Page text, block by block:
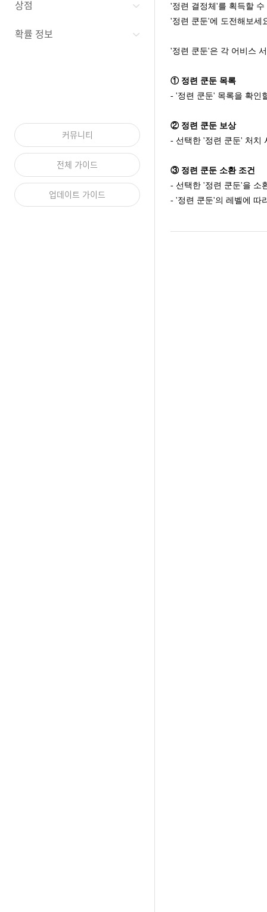
상점
확률 정보
커뮤니티
전체 가이드
업데이트 가이드
'정련 결정체'를 획득할 수
'정련 쿤둔'에 도전해보세
'정련 쿤둔'은 각 어비스
① 정련 쿤둔 목록
- '정련 쿤둔' 목록을 확인
② 정련 쿤둔 보상
- 선택한 '정련 쿤둔' 처치
③ 정련 쿤둔 소환 조건
- 선택한 '정련 쿤둔'을 소
- '정련 쿤둔'의 레벨에 따